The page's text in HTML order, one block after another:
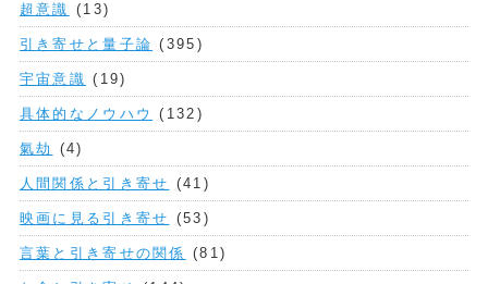
超意識 (13)
引き寄せと量子論 (395)
宇宙意識 (19)
具体的なノウハウ (132)
氣劫 (4)
人間関係と引き寄せ (41)
映画に見る引き寄せ (53)
言葉と引き寄せの関係 (81)